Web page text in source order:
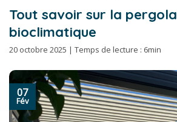
Tout savoir sur la pergola
bioclimatique
20 octobre 2025 | Temps de lecture : 6min
07
Fév